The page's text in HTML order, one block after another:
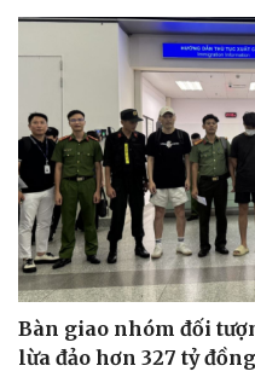
Bàn giao nhóm đối
lừa đảo hơn 327 tỷ đồng